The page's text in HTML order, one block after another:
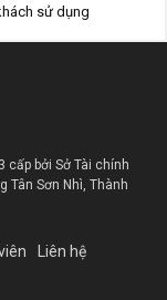
sử dụng
cấp bởi Sở Tài chính
Tân Sơn Nhì, Thành
Liên hệ